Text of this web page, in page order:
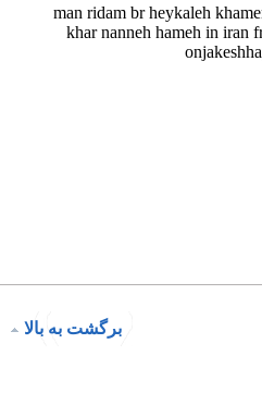
برگشت به بالا